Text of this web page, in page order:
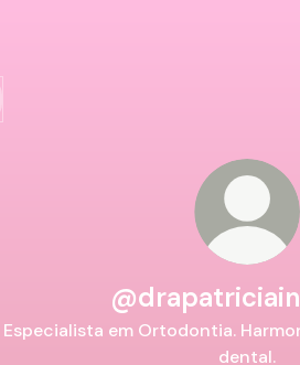
Especialista em Ortodontia.
dental.